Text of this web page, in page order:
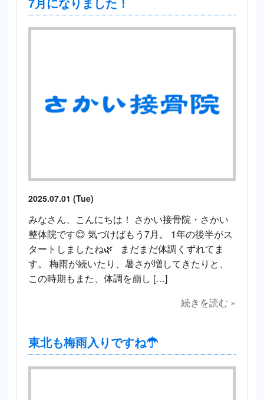
2025.07.01 (Tue)
みなさん、こんにちは！ さかい接骨院・さかい
整体院です😊 気づけばもう7月。 1年の後半がス
タートしましたね🌿 まだまだ体調くずれてま
す。 梅雨が続いたり、暑さが増してきたりと、
この時期もまた、体調を崩し […]
続きを読む »
東北も梅雨入りですね☂